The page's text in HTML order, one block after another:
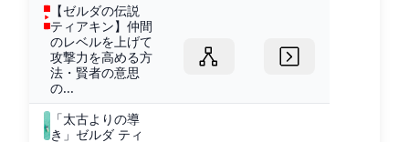
【ゼルダの伝説
ティアキン】仲間
のレベルを上げて
攻撃力を高める方
法・賢者の意思
の...
「太古よりの導
き」ゼルダ ティ